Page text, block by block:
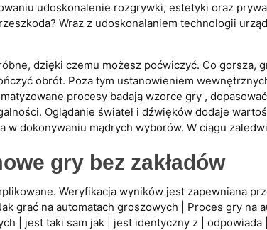
udoskonalenie rozgrywki, estetyki oraz
Wraz z udoskonalaniem technologii
dzięki czemu możesz poćwiczyć. Co gorsza,
obrót. Poza tym ustanowieniem
procesy badają wzorce gry ,
Oglądanie świateł i dźwięków dodaje
dokonywaniu mądrych wyborów. W ciągu
gry bez zakładów
Weryfikacja wyników jest zapewniana
grać na automatach groszowych | Proces gry na
| jest taki sam jak | jest identyczny z |